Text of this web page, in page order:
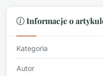
Informacje o
Kategoria
Autor